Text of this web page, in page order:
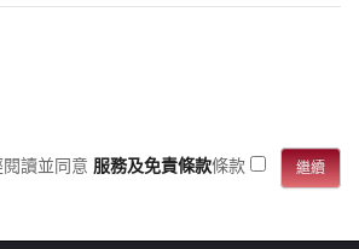
讀並同意 服務及免責條款條款